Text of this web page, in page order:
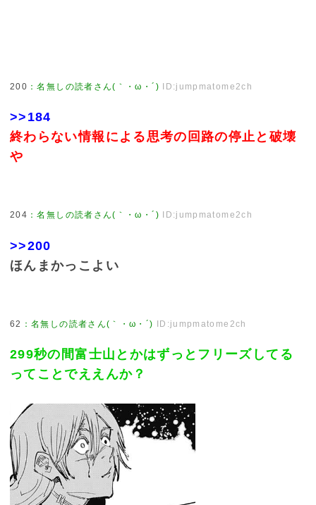
200 ：名無しの読者さん(｀・ω・´) ID:jumpmatome2ch
>>184
終わらない情報による思考の回路の停止と破壊
や
204 ：名無しの読者さん(｀・ω・´) ID:jumpmatome2ch
>>200
ほんまかっこよい
62 ：名無しの読者さん(｀・ω・´) ID:jumpmatome2ch
299秒の間富士山とかはずっとフリーズしてる
ってことでええんか？